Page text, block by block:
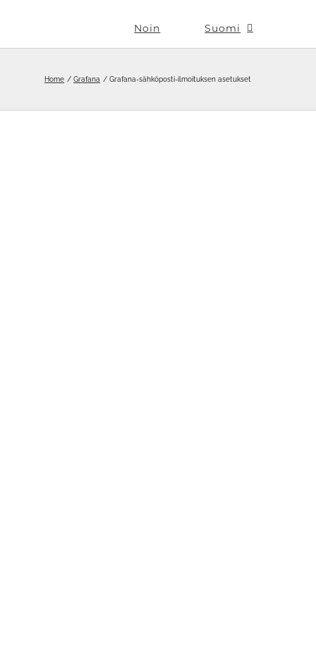
Noin Suomi
Home Grafana Grafana-sähköposti-ilmoituksen asetukset